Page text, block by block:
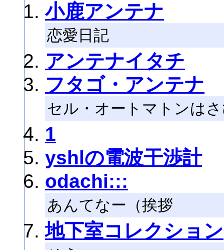
小鹿アンテナ
恋愛日記
アンテナイタチ
フタゴ・アンテナ
セル・オートマトンは
1
yshlの電波干渉計
odachi:::
あんてなー（挨拶
地下室コレクション